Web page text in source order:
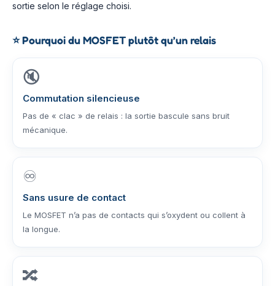
sortie selon le réglage choisi.
⭐Pourquoi du MOSFET plutôt qu’un relais
🔇
Commutation silencieuse
Pas de « clac » de relais : la sortie bascule sans bruit
mécanique.
♾️
Sans usure de contact
Le MOSFET n’a pas de contacts qui s’oxydent ou collent à
la longue.
🔀